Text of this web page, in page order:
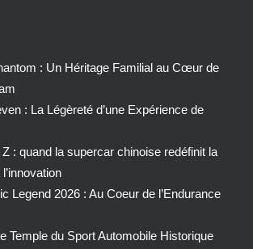
: Un Héritage Familial au Cœur de
: La Légèreté d’une Expérience de
: quand la supercar chinoise redéfinit la
Legend 2026 : Au Coeur de l’Endurance
Temple du Sport Automobile Historique